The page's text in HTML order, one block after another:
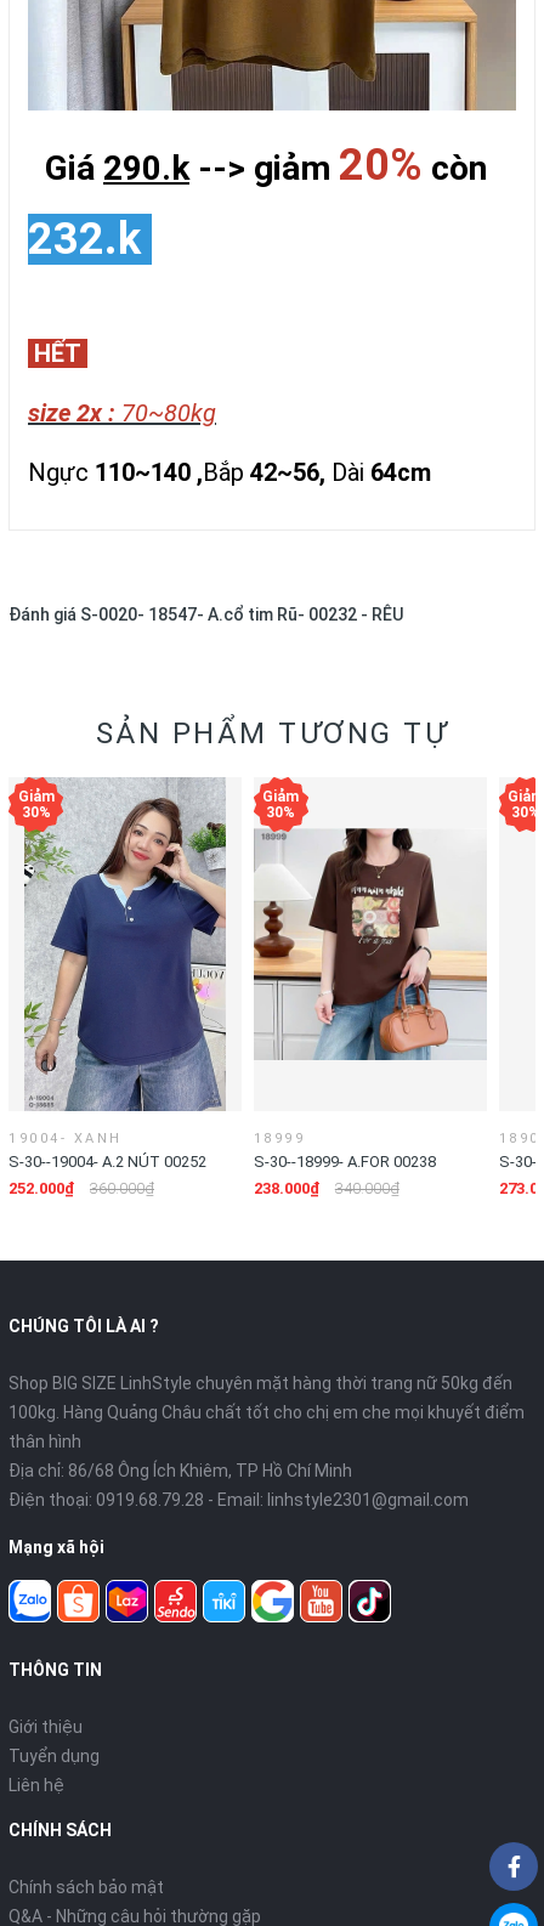
Giá 290.k--> giảm 20% còn
232.k
HẾT
size 2x : 70~80kg
Ngực 110~140 ,Bắp 42~56, Dài 64cm​​​​​​​
Đánh giá S-0020- 18547- A.cổ tim Rũ- 00232 - RÊU
SẢN PHẨM TƯƠNG TỰ
19004- XANH
S-30--19004- A.2 NÚT 00252
252.000₫
360.000₫
18999
S-30--18999- A.FOR 00238
238.000₫
340.000₫
S-
CHÚNG TÔI LÀ AI ?
Shop BIG SIZE LinhStyle chuyên mặt hàng thời trang nữ 50kg đến
100kg. Hàng Quảng Châu chất tốt cho chị em che mọi khuyết điểm
thân hình
Địa chỉ: 86/68 Ông Ích Khiêm, TP Hồ Chí Minh
Điện thoại: 0919.68.79.28 - Email: linhstyle2301@gmail.com
Mạng xã hội
THÔNG TIN
Giới thiệu
Tuyển dụng
Liên hệ
CHÍNH SÁCH
Chính sách bảo mật
Q&A - Những câu hỏi thường gặp